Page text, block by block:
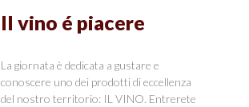
Il vino é piacere
La giornata è dedicata a gustare e
conoscere uno dei prodotti di eccellenza
del nostro territorio: IL VINO. Entrerete